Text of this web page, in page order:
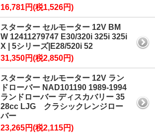
16,781円(税1,526円)
スターター セルモーター 12V BM
W 12411279747 E30/320i 325i 325i
X | 5シリーズ|E28/520i 52
31,350円(税2,850円)
スターター セルモーター 12V ラン
ドローバー NAD101190 1989-1994
ランドローバー ディスカバリー 35
28cc LJG クラシックレンジロー
バー
23,265円(税2,115円)